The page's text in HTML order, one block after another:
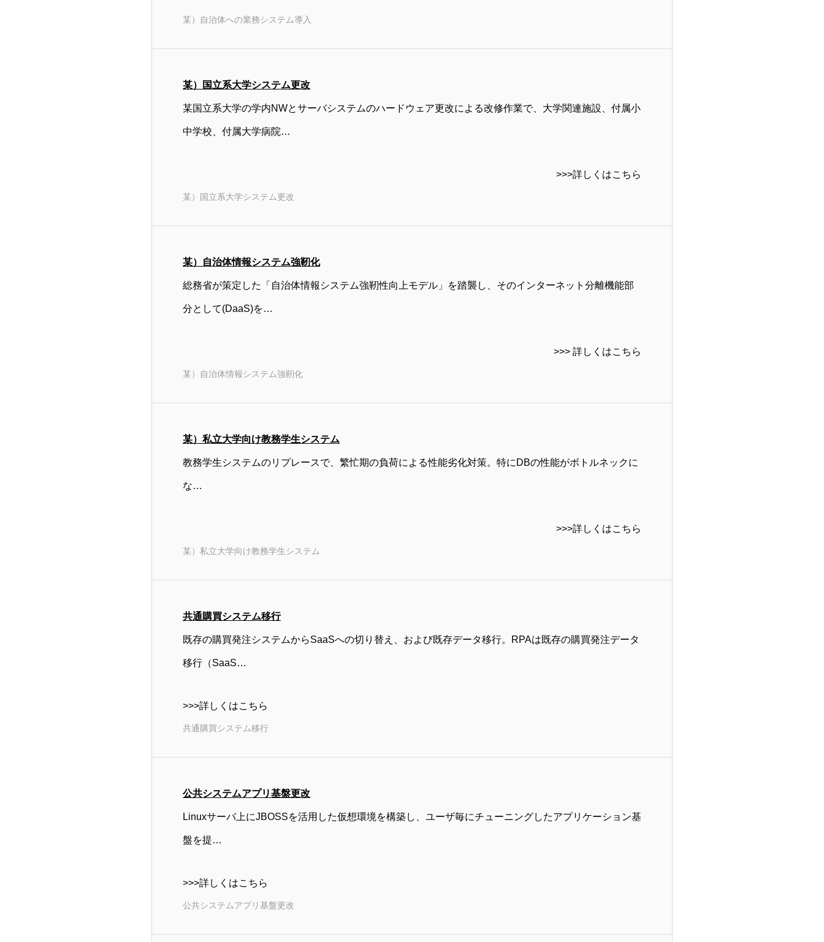
某）自治体への業務システム導入
某）国立系大学システム更改
某国立系大学の学内NWとサーバシステムのハードウェア更改による改修作業で、大学関連施設、付属小
中学校、付属大学病院…
>>>詳しくはこちら
某）国立系大学システム更改
某）自治体情報システム強靭化
総務省が策定した「自治体情報システム強靭性向上モデル」を踏襲し、そのインターネット分離機能部
分として(DaaS)を…
>>> 詳しくはこちら
某）自治体情報システム強靭化
某）私立大学向け教務学生システム
教務学生システムのリプレースで、繁忙期の負荷による性能劣化対策。特にDBの性能がボトルネックに
な…
>>>詳しくはこちら
某）私立大学向け教務学生システム
共通購買システム移行
既存の購買発注システムからSaaSへの切り替え、および既存データ移行。RPAは既存の購買発注データ
移行（SaaS…
>>>詳しくはこちら
共通購買システム移行
公共システムアプリ基盤更改
Linuxサーバ上にJBOSSを活用した仮想環境を構築し、ユーザ毎にチューニングしたアプリケーション基
盤を提…
>>>詳しくはこちら
公共システムアプリ基盤更改